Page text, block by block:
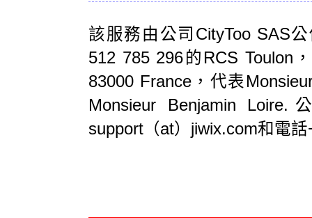
該服務由公司CityToo SAS
512 785 296的RCS Toulon
83000 France，代表
Monsieur Benjamin
support（at）jiwix.com和電